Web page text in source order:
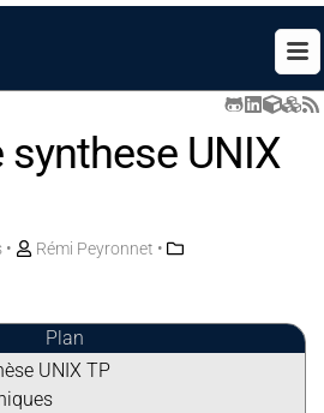
synthese UNIX
Rémi Peyronnet •
Plan
UNIX TP